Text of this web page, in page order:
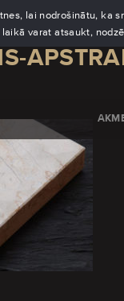
lai nodrošinātu, ka
varat atsaukt,